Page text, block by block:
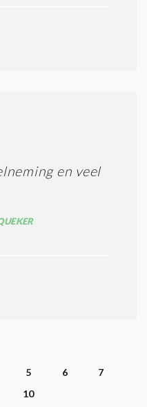
en veel
5 6
7
10